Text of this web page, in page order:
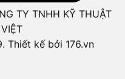
TY TNHH KỸ THUẬT
Thiết kế bởi 176.vn